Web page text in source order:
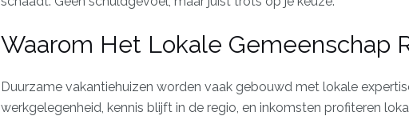
Waarom Het Lokale Gemeenschap
Duurzame vakantiehuizen worden vaak gebouwd met lokale
werkgelegenheid, kennis blijft in de regio, en inkomsten profiteren